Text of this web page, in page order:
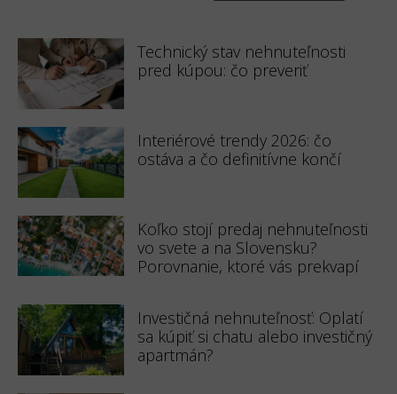
Technický stav nehnuteľnosti
pred kúpou: čo preveriť
Interiérové trendy 2026: čo
ostáva a čo definitívne končí
Koľko stojí predaj nehnuteľnosti
vo svete a na Slovensku?
Porovnanie, ktoré vás prekvapí
Investičná nehnuteľnosť: Oplatí
sa kúpiť si chatu alebo investičný
apartmán?